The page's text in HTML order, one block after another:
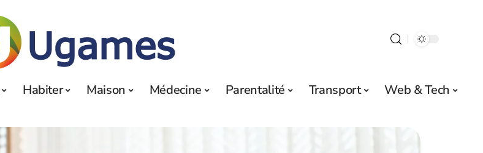
Habiter Maison Médecine Parentalité Transport Web & Tech